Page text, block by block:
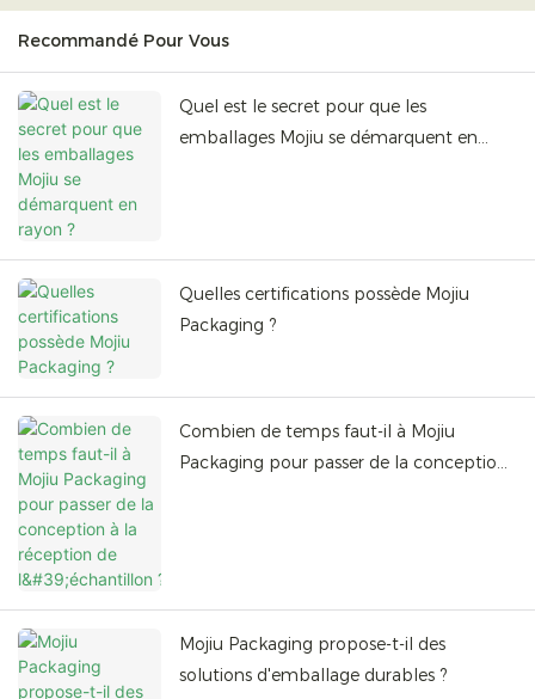
Recommandé Pour Vous
Quel est le secret pour que les
emballages Mojiu se démarquent en
Quelles certifications possède Mojiu
Packaging ?
Combien de temps faut-il à Mojiu
Packaging pour passer de la conception
Mojiu Packaging propose-t-il des
solutions d'emballage durables ?